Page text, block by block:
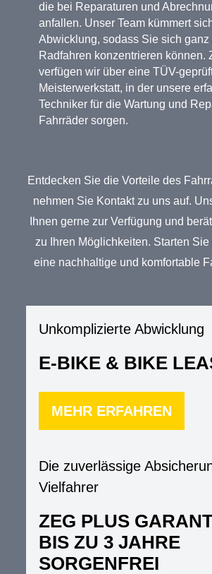
die bei Reparaturen und
anfallen. Unser Team kümmert
Abwicklung, sodass Sie sich ganz
Radfahren konzentrieren können.
verfügen wir über eine TÜV-
Meisterwerkstatt, in der unsere
Techniker für die Wartung und
Fahrräder sorgen.
Entdecken Sie die Vorteile des
nehmen Sie Kontakt zu uns auf.
Ihnen gerne zur Verfügung und
zu Ihren Möglichkeiten. Starten
eine nachhaltige und komfortable
Unkomplizierte Abwicklung
E-BIKE & BIKE
MEHR ERFAHREN
Die zuverlässige
Vielfahrer
ZEG PLUS
BIS ZU 3 JAHRE
SORGENFREI